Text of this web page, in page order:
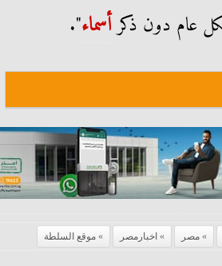
عام دون ذكرأسماء".
مصر اخبارمصر موقع السلطة